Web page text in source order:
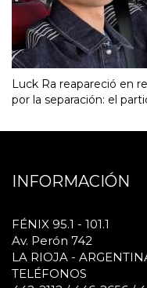
Luck Ra reapareció en
por la separación: el
INFORMACIÓN
FÉNIX 95.1 - 101.1
Av. Perón 742
LA RIOJA -
TELÉFONOS